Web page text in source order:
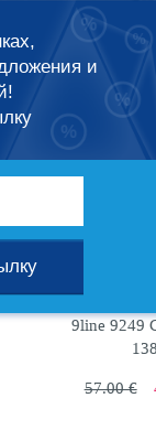
и
9line 9249
138
57.00 €